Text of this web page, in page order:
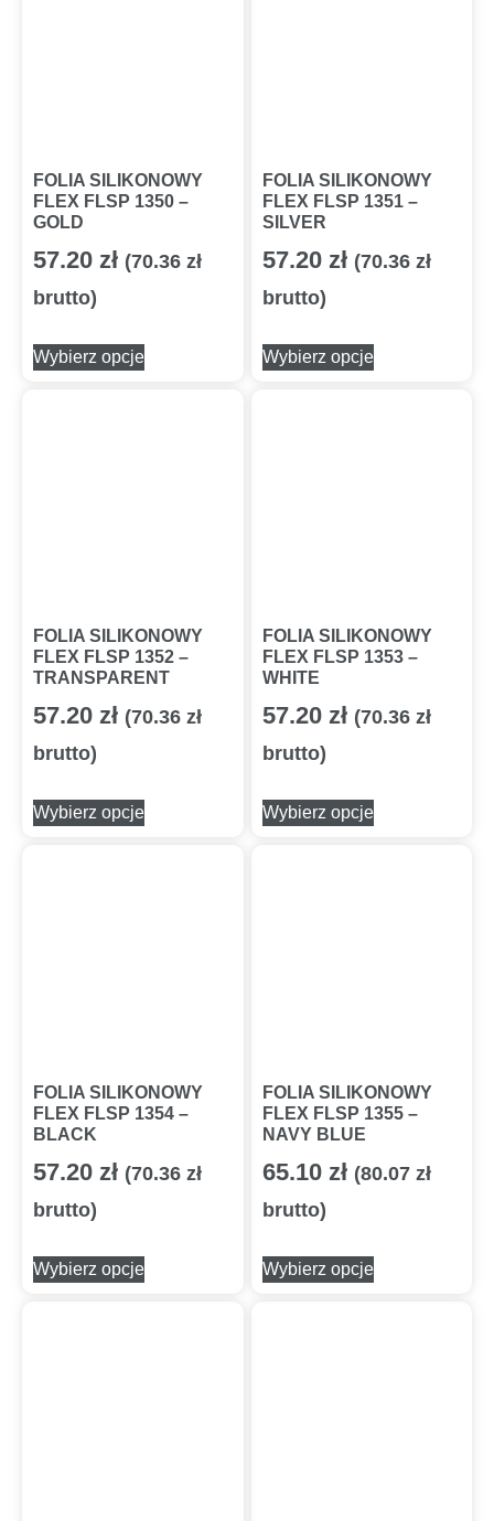
FOLIA SILIKONOWY
FLEX FLSP 1350 –
GOLD
57.20 zł (70.36 zł
brutto)
Wybierz opcje
FOLIA SILIKONOWY
FLEX FLSP 1351 –
SILVER
57.20 zł (70.36 zł
brutto)
Wybierz opcje
FOLIA SILIKONOWY
FLEX FLSP 1352 –
TRANSPARENT
57.20 zł (70.36 zł
brutto)
Wybierz opcje
FOLIA SILIKONOWY
FLEX FLSP 1353 –
WHITE
57.20 zł (70.36 zł
brutto)
Wybierz opcje
FOLIA SILIKONOWY
FLEX FLSP 1354 –
BLACK
57.20 zł (70.36 zł
brutto)
Wybierz opcje
FOLIA SILIKONOWY
FLEX FLSP 1355 –
NAVY BLUE
65.10 zł (80.07 zł
brutto)
Wybierz opcje